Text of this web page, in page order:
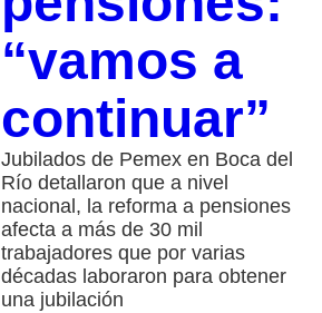
“vamos a
continuar”
Jubilados de Pemex en Boca del
Río detallaron que a nivel
nacional, la reforma a pensiones
afecta a más de 30 mil
trabajadores que por varias
décadas laboraron para obtener
una jubilación